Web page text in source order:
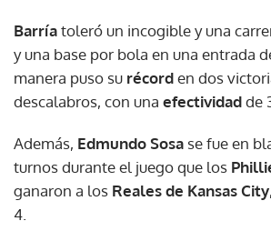
Barríatoleró un incogible y una
y una base por bola en una entrada
manera puso su récorden dos
descalabros, con una efectividadde
Además, Edmundo Sosa se fue en
turnos durante el juego que los
ganaron a los Reales de Kansas City
4.